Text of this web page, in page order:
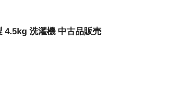
4.5kg 洗濯機 中古品販売